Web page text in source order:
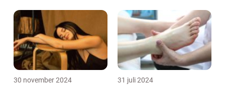
lotioner på grund af dens lette konsistens og
høje koncentration...
30 november 2024 31 juli 2024